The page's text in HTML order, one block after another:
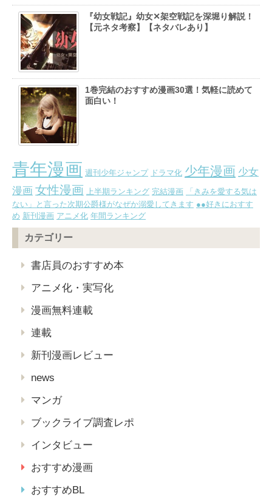
『幼女戦記』幼女✕架空戦記を深堀り解説！
【元ネタ考察】【ネタバレあり】
1巻完結のおすすめ漫画30選！気軽に読めて
面白い！
青年漫画 週刊少年ジャンプ ドラマ化 少年漫画 少女
漫画 女性漫画 上半期ランキング 完結漫画
「きみを愛する気は
ない」と言った次期公爵様がなぜか溺愛してきます ●●好きにおすす
め 新刊漫画 アニメ化 年間ランキング
カテゴリー
書店員のおすすめ本
アニメ化・実写化
漫画無料連載
連載
新刊漫画レビュー
news
マンガ
ブックライブ調査レポ
インタビュー
おすすめ漫画
おすすめBL